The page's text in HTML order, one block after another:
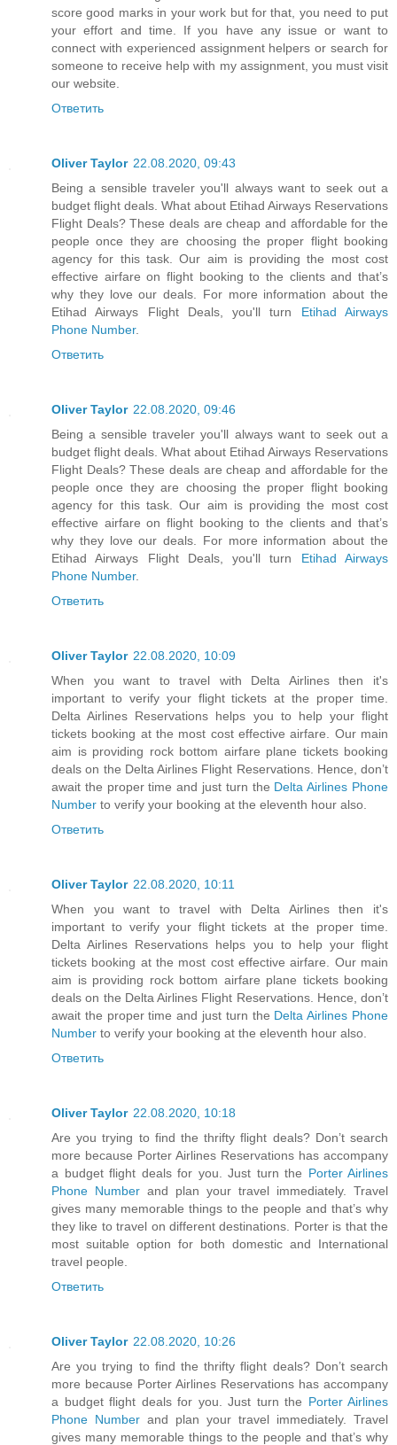
score good marks in your work but for that, you need to put
your effort and time. If you have any issue or want to
connect with experienced assignment helpers or search for
someone to receive help with my assignment, you must visit
our website.
Ответить
Oliver Taylor 22.08.2020, 09:43
Being a sensible traveler you'll always want to seek out a
budget flight deals. What about Etihad Airways Reservations
Flight Deals? These deals are cheap and affordable for the
people once they are choosing the proper flight booking
agency for this task. Our aim is providing the most cost
effective airfare on flight booking to the clients and that’s
why they love our deals. For more information about the
Etihad Airways Flight Deals, you'll turn Etihad Airways
Phone Number.
Ответить
Oliver Taylor 22.08.2020, 09:46
Being a sensible traveler you'll always want to seek out a
budget flight deals. What about Etihad Airways Reservations
Flight Deals? These deals are cheap and affordable for the
people once they are choosing the proper flight booking
agency for this task. Our aim is providing the most cost
effective airfare on flight booking to the clients and that’s
why they love our deals. For more information about the
Etihad Airways Flight Deals, you'll turn Etihad Airways
Phone Number.
Ответить
Oliver Taylor 22.08.2020, 10:09
When you want to travel with Delta Airlines then it's
important to verify your flight tickets at the proper time.
Delta Airlines Reservations helps you to help your flight
tickets booking at the most cost effective airfare. Our main
aim is providing rock bottom airfare plane tickets booking
deals on the Delta Airlines Flight Reservations. Hence, don’t
await the proper time and just turn the Delta Airlines Phone
Number to verify your booking at the eleventh hour also.
Ответить
Oliver Taylor 22.08.2020, 10:11
When you want to travel with Delta Airlines then it's
important to verify your flight tickets at the proper time.
Delta Airlines Reservations helps you to help your flight
tickets booking at the most cost effective airfare. Our main
aim is providing rock bottom airfare plane tickets booking
deals on the Delta Airlines Flight Reservations. Hence, don’t
await the proper time and just turn the Delta Airlines Phone
Number to verify your booking at the eleventh hour also.
Ответить
Oliver Taylor 22.08.2020, 10:18
Are you trying to find the thrifty flight deals? Don’t search
more because Porter Airlines Reservations has accompany
a budget flight deals for you. Just turn the Porter Airlines
Phone Number and plan your travel immediately. Travel
gives many memorable things to the people and that’s why
they like to travel on different destinations. Porter is that the
most suitable option for both domestic and International
travel people.
Ответить
Oliver Taylor 22.08.2020, 10:26
Are you trying to find the thrifty flight deals? Don’t search
more because Porter Airlines Reservations has accompany
a budget flight deals for you. Just turn the Porter Airlines
Phone Number and plan your travel immediately. Travel
gives many memorable things to the people and that’s why